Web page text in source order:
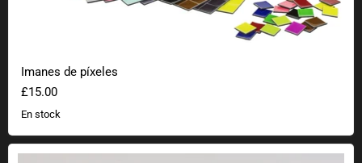
Imanes de píxeles
£15.00
En stock